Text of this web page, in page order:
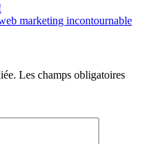
marketing incontournable
Les champs obligatoires